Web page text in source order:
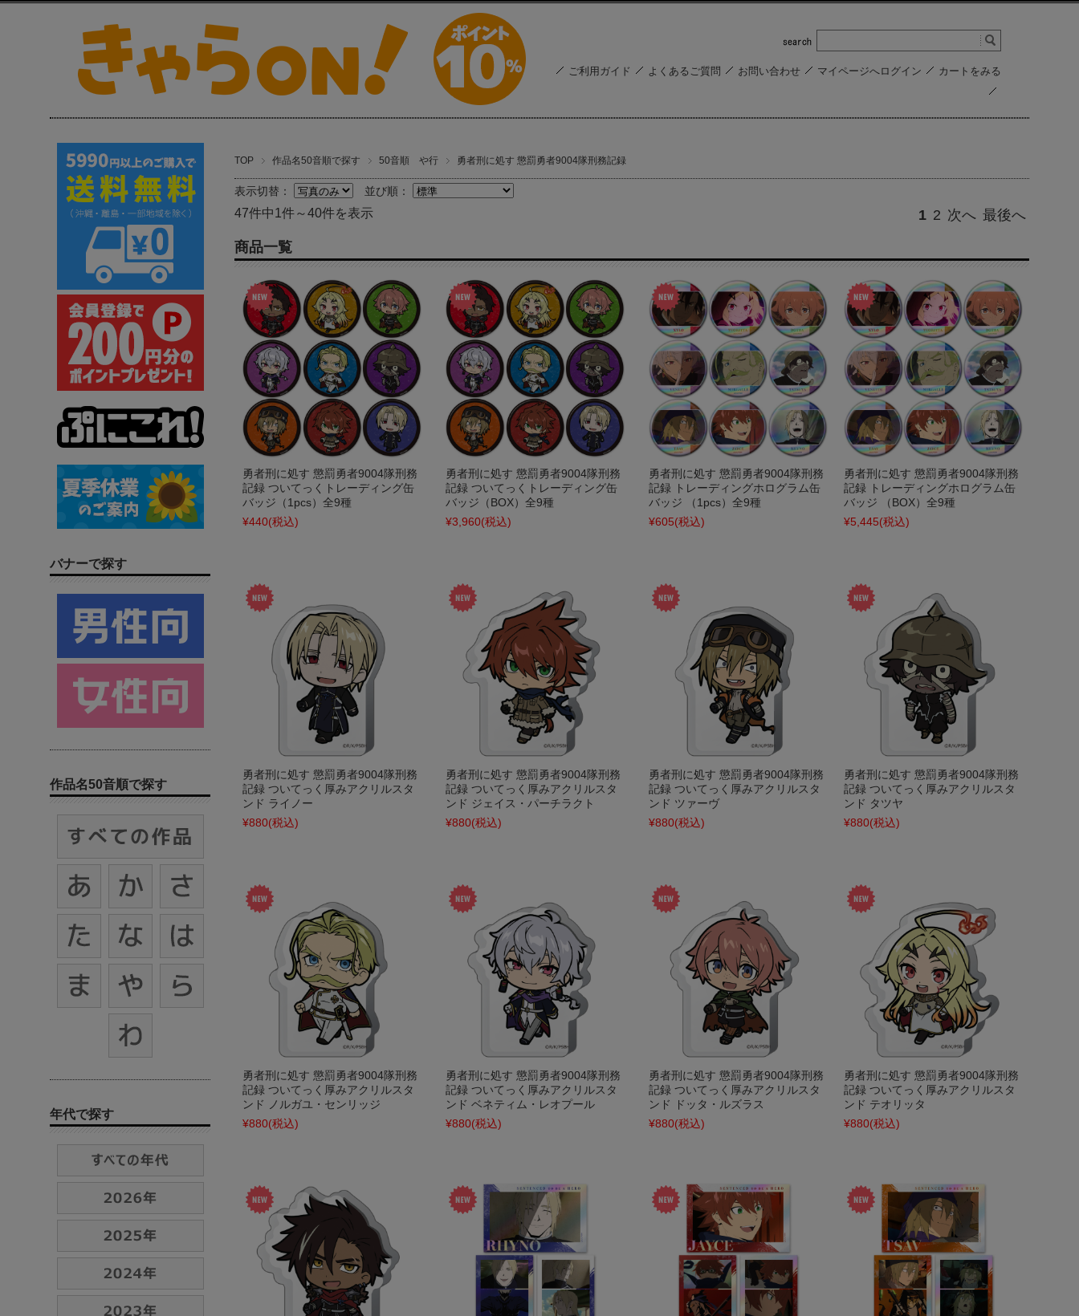
ご利用ガイド よくあるご質問 お問い合わせ マイページへログイン カートをみる
TOP 作品名50音順で探す 50音順 や行 勇者刑に処す 懲罰勇者9004隊刑務記録
表示切替： 並び順：
47件中1件～40件を表示 1 2 次へ 最後へ
商品一覧
勇者刑に処す 懲罰勇者9004隊刑務
記録 ついてっくトレーディング缶
バッジ（1pcs）全9種
¥440(税込)
勇者刑に処す 懲罰勇者9004隊刑務
記録 ついてっくトレーディング缶
バッジ（BOX）全9種
¥3,960(税込)
勇者刑に処す 懲罰勇者9004隊刑務
記録 トレーディングホログラム缶
バッジ （1pcs）全9種
¥605(税込)
勇者刑に処す 懲罰勇者9004隊刑務
記録 トレーディングホログラム缶
バッジ （BOX）全9種
¥5,445(税込)
勇者刑に処す 懲罰勇者9004隊刑務
記録 ついてっく厚みアクリルスタ
ンド ライノー
¥880(税込)
勇者刑に処す 懲罰勇者9004隊刑務
記録 ついてっく厚みアクリルスタ
ンド ジェイス・パーチラクト
¥880(税込)
勇者刑に処す 懲罰勇者9004隊刑務
記録 ついてっく厚みアクリルスタ
ンド ツァーヴ
¥880(税込)
勇者刑に処す 懲罰勇者9004隊刑務
記録 ついてっく厚みアクリルスタ
ンド タツヤ
¥880(税込)
勇者刑に処す 懲罰勇者9004隊刑務
記録 ついてっく厚みアクリルスタ
ンド ノルガユ・センリッジ
¥880(税込)
勇者刑に処す 懲罰勇者9004隊刑務
記録 ついてっく厚みアクリルスタ
ンド ベネティム・レオプール
¥880(税込)
勇者刑に処す 懲罰勇者9004隊刑務
記録 ついてっく厚みアクリルスタ
ンド ドッタ・ルズラス
¥880(税込)
勇者刑に処す 懲罰勇者9004隊刑務
記録 ついてっく厚みアクリルスタ
ンド テオリッタ
¥880(税込)
バナーで探す
作品名50音順で探す
年代で探す